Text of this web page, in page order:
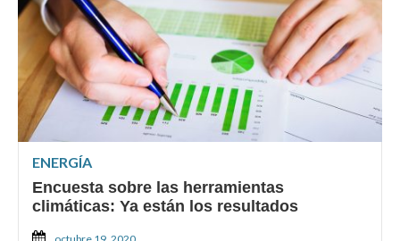
ENERGÍA
Encuesta sobre las herramientas
climáticas: Ya están los resultados